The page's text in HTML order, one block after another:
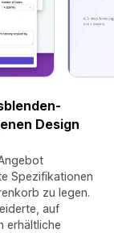
Design
Spezifikationen
zu legen.
auf
erhältliche